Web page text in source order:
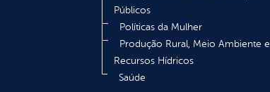
Públicos
Políticas da Mulher
Produção Rural, Meio Ambiente e
Recursos Hídricos
Saúde